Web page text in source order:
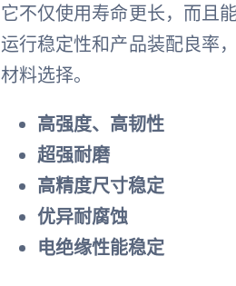
它不仅使用寿命更长，而且
运行稳定性和产品装配良率
材料选择。
高强度、高韧性
超强耐磨
高精度尺寸稳定
优异耐腐蚀
电绝缘性能稳定